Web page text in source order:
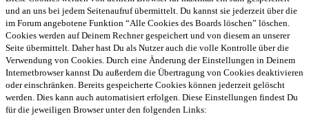
und an uns bei jedem Seitenaufruf übermittelt. Du kannst sie jederzeit über die
im Forum angebotene Funktion “Alle Cookies des Boards löschen” löschen.
Cookies werden auf Deinem Rechner gespeichert und von diesem an unserer
Seite übermittelt. Daher hast Du als Nutzer auch die volle Kontrolle über die
Verwendung von Cookies. Durch eine Änderung der Einstellungen in Deinem
Internetbrowser kannst Du außerdem die Übertragung von Cookies deaktivieren
oder einschränken. Bereits gespeicherte Cookies können jederzeit gelöscht
werden. Dies kann auch automatisiert erfolgen. Diese Einstellungen findest Du
für die jeweiligen Browser unter den folgenden Links: